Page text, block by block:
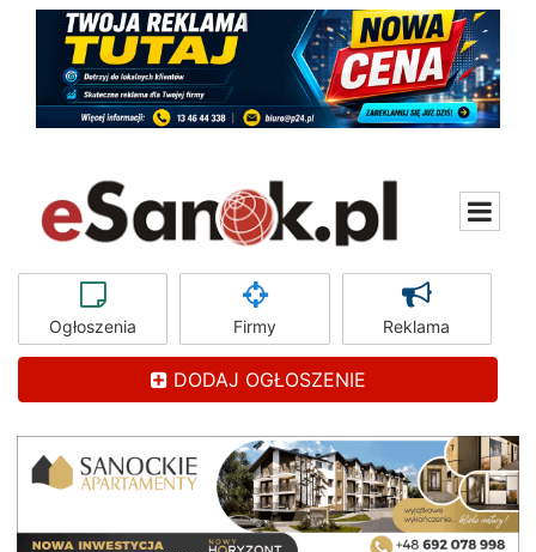
Ogłoszenia Firmy Reklama
DODAJ OGŁOSZENIE